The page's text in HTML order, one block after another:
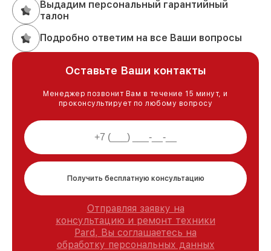
Выдадим персональный гарантийный
талон
Подробно ответим на все Ваши вопросы
Оставьте Ваши контакты
Менеджер позвонит Вам в течение 15 минут, и
проконсультирует по любому вопросу
Получить бесплатную консультацию
Отправляя заявку на
консультацию и ремонт техники
Pard, Вы соглашаетесь на
обработку персональных данных